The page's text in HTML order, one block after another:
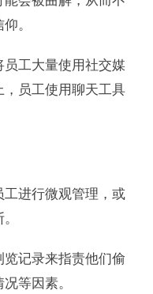
。
工大量使用社交媒
员工使用聊天工具
进行微观管理，或
记录来指责他们偷
等因素。